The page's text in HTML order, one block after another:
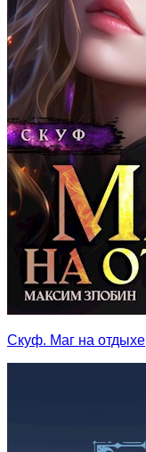
Скуф. Маг на отдыхе